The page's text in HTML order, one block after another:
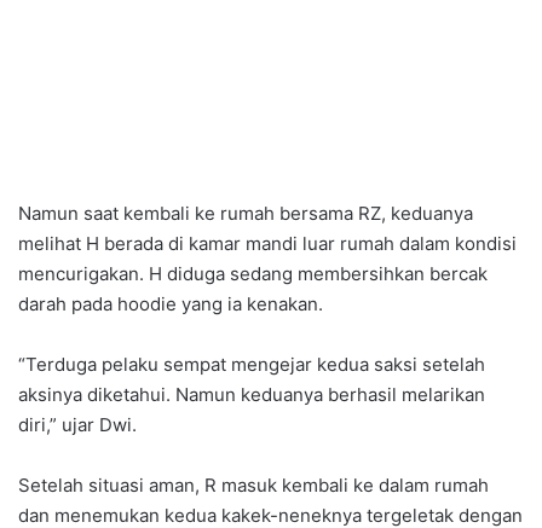
Namun saat kembali ke rumah bersama RZ, keduanya
melihat H berada di kamar mandi luar rumah dalam kondisi
mencurigakan. H diduga sedang membersihkan bercak
darah pada hoodie yang ia kenakan.
“Terduga pelaku sempat mengejar kedua saksi setelah
aksinya diketahui. Namun keduanya berhasil melarikan
diri,” ujar Dwi.
Setelah situasi aman, R masuk kembali ke dalam rumah
dan menemukan kedua kakek-neneknya tergeletak dengan